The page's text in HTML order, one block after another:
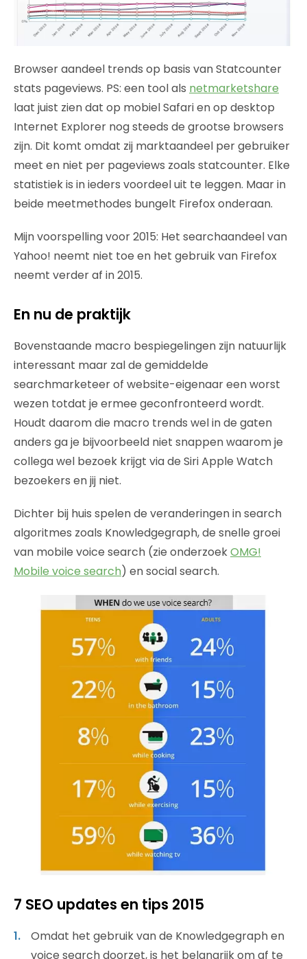
Browser aandeel trends op basis van Statcounter
stats pageviews. PS: een tool als netmarketshare
laat juist zien dat op mobiel Safari en op desktop
Internet Explorer nog steeds de grootse browsers
zijn. Dit komt omdat zij marktaandeel per gebruiker
meet en niet per pageviews zoals statcounter. Elke
statistiek is in ieders voordeel uit te leggen. Maar in
beide meetmethodes bungelt Firefox onderaan.
Mijn voorspelling voor 2015: Het searchaandeel van
Yahoo! neemt niet toe en het gebruik van Firefox
neemt verder af in 2015.
En nu de praktijk
Bovenstaande macro bespiegelingen zijn natuurlijk
interessant maar zal de gemiddelde
searchmarketeer of website-eigenaar een worst
wezen totdat je ermee geconfronteerd wordt.
Houdt daarom die macro trends wel in de gaten
anders ga je bijvoorbeeld niet snappen waarom je
collega wel bezoek krijgt via de Siri Apple Watch
bezoekers en jij niet.
Dichter bij huis spelen de veranderingen in search
algoritmes zoals Knowledgegraph, de snelle groei
van mobile voice search (zie onderzoekOMG!
Mobile voice search) en social search.
7 SEO updates en tips 2015
Omdat het gebruik van de Knowledgegraph en
voice search doorzet, is het belangrijk om af te